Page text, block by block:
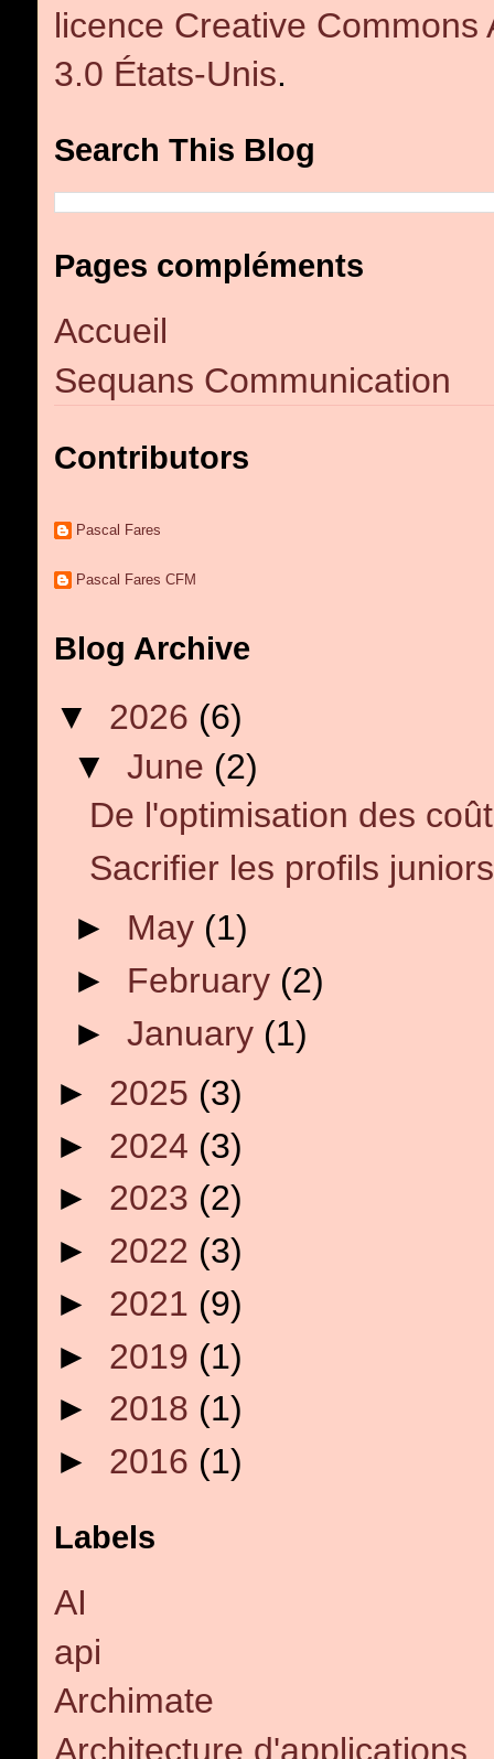
licence Creative Commons
3.0 États-Unis.
Search This Blog
Pages compléments
Accueil
Sequans Communication
Contributors
Pascal Fares
Pascal Fares CFM
Blog Archive
▼ 2026 (6)
▼ June (2)
De l'optimisation des
Sacrifier les profils
► May (1)
► February (2)
► January (1)
► 2025 (3)
► 2024 (3)
► 2023 (2)
► 2022 (3)
► 2021 (9)
► 2019 (1)
► 2018 (1)
► 2016 (1)
Labels
AI
api
Archimate
Architecture d'applications